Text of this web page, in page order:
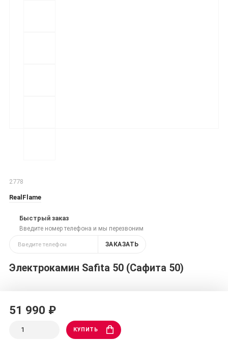
2778
RealFlame
Быстрый заказ
Введите номер телефона и мы перезвоним
ЗАКАЗАТЬ
Электрокамин Safita 50 (Сафита 50)
51 990 ₽
КУПИТЬ